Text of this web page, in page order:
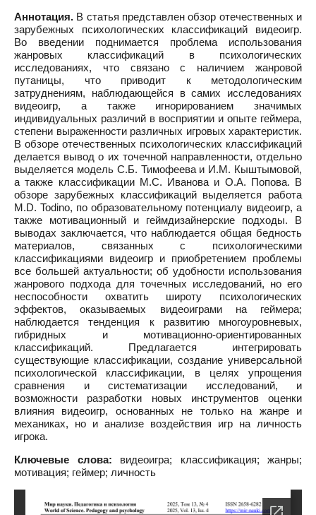
Аннотация. В статья представлен обзор отечественных и
зарубежных психологических классификаций видеоигр.
Во введении поднимается проблема использования
жанровых классификаций в психологических
исследованиях, что связано с наличием жанровой
путаницы, что приводит к методологическим
затруднениям, наблюдающейся в самих исследованиях
видеоигр, а также игнорированием значимых
индивидуальных различий в восприятии и опыте геймера,
степени выраженности различных игровых характеристик.
В обзоре отечественных психологических классификаций
делается вывод о их точечной направленности, отдельно
выделяется модель С.Б. Тимофеева и И.М. Кыштымовой,
а также классификации М.С. Иванова и О.А. Попова. В
обзоре зарубежных классификаций выделяется работа
M.D. Todino, по образовательному потенциалу видеоигр, а
также мотивационный и геймдизайнерские подходы. В
выводах заключается, что наблюдается общая бедность
материалов, связанных с психологическими
классификациями видеоигр и приобретением проблемы
все большей актуальности; об удобности использования
жанрового подхода для точечных исследований, но его
неспособности охватить широту психологических
эффектов, оказываемых видеоиграми на геймера;
наблюдается тенденция к развитию многоуровневых,
гибридных и мотивационно-ориентированных
классификаций. Предлагается интегрировать
существующие классификации, создание универсальной
психологической классификации, в целях упрощения
сравнения и систематизации исследований, и
возможности разработки новых инструментов оценки
влияния видеоигр, основанных не только на жанре и
механиках, но и анализе воздействия игр на личность
игрока.
Ключевые слова: видеоигра; классификация; жанры;
мотивация; геймер; личность